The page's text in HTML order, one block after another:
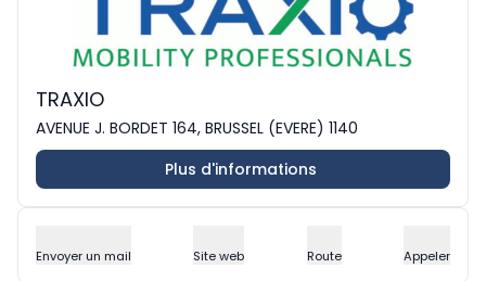
TRAXIO
AVENUE J. BORDET 164, BRUSSEL (EVERE) 1140
Plus d'informations
Envoyer un mail Site web Route Appeler